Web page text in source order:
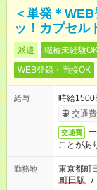
＜単発＊
ッ！カプセル
派遣 職種未経験
WEB登録・面接OK
給与
時給1500
交通
交通費
ことがあ
勤務地
東京都町
町田駅
/